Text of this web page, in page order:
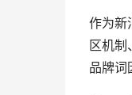
作为新
区机
品牌词